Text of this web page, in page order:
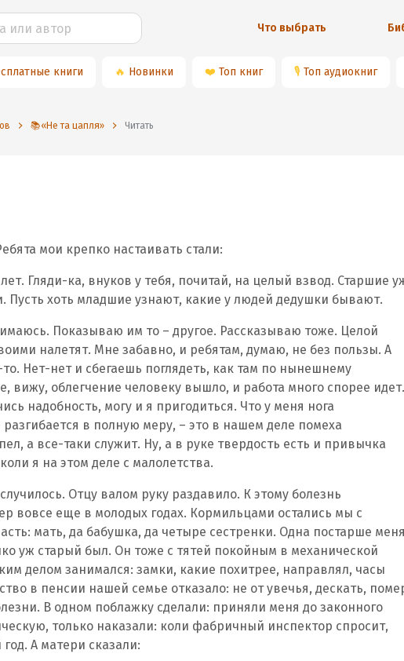
Что выбрать
книги 🔥 Новинки ❤️ Топ книг 🎙 Топ аудиокниг
📚«Не та цапля» Читать
мои крепко настаивать стали:
Гляди-ка, внуков у тебя, почитай, на целый взвод. Старшие
Пусть хоть младшие узнают, какие у людей дедушки бывают.
Показываю им то – другое. Рассказываю тоже. Целой
налетят. Мне забавно, и ребятам, думаю, не без пользы. А
Нет-нет и сбегаешь поглядеть, как там по нынешнему
вижу, облегчение человеку вышло, и работа много спорее идет.
надобность, могу и я пригодиться. Что у меня нога
в полную меру, – это в нашем деле помеха
а все-таки служит. Ну, а в руке твердость есть и привычка
я на этом деле с малолетства.
Отцу валом руку раздавило. К этому болезнь
вовсе еще в молодых годах. Кормильцами остались мы с
мать, да бабушка, да четыре сестренки. Одна постарше
уж старый был. Он тоже с тятей покойным в механической
делом занимался: замки, какие похитрее, направлял, часы
в пенсии нашей семье отказало: не от увечья, дескать,
В одном поблажку сделали: приняли меня до законного
только наказали: коли фабричный инспектор спросит,
А матери сказали: